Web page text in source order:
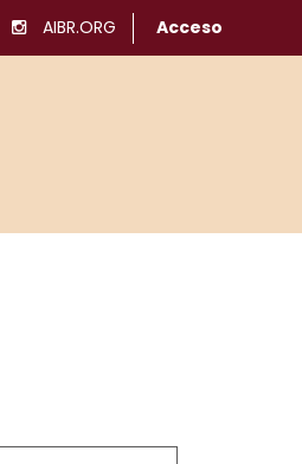
AIBR.ORG Acceso